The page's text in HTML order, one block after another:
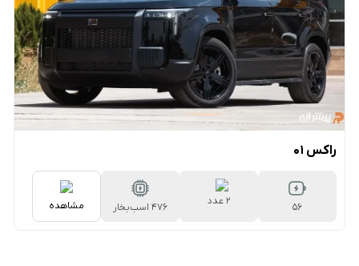
راکس 01
56
2 عدد 476 اسب‌بخار مشاهده